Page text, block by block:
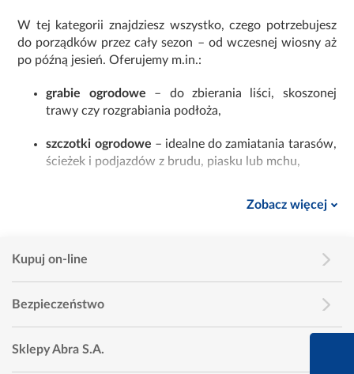
W tej kategorii znajdziesz wszystko, czego potrzebujesz
do porządków przez cały sezon – od wczesnej wiosny aż
po późną jesień. Oferujemy m.in.:
grabie ogrodowe – do zbierania liści, skoszonej
trawy czy rozgrabiania podłoża,
szczotki ogrodowe – idealne do zamiatania tarasów,
ścieżek i podjazdów z brudu, piasku lub mchu,
roślinnych, ziemi, drewna czy narzędzi,
ułatwiają wynoszenie dużej ilości zielonych
odpadów.
Wszystkie oferowane
narzędzia do sprzątania ogrodu
cechuje wysoka jakość wykonania, odporność na
warunki atmosferyczne i trwałość. Dzięki ergonomicznej
Zobacz więcej
Kupuj on-line
Bezpieczeństwo
Sklepy Abra S.A.